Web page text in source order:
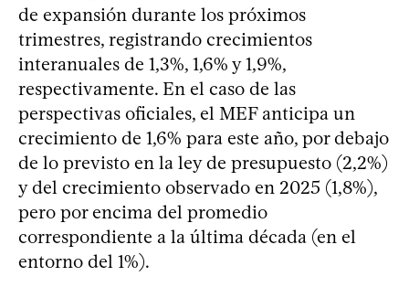
de expansión durante los próximos
trimestres, registrando crecimientos
interanuales de 1,3%, 1,6% y 1,9%,
respectivamente. En el caso de las
perspectivas oficiales, el MEF anticipa un
crecimiento de 1,6% para este año, por debajo
de lo previsto en la ley de presupuesto (2,2%)
y del crecimiento observado en 2025 (1,8%),
pero por encima del promedio
correspondiente a la última década (en el
entorno del 1%).